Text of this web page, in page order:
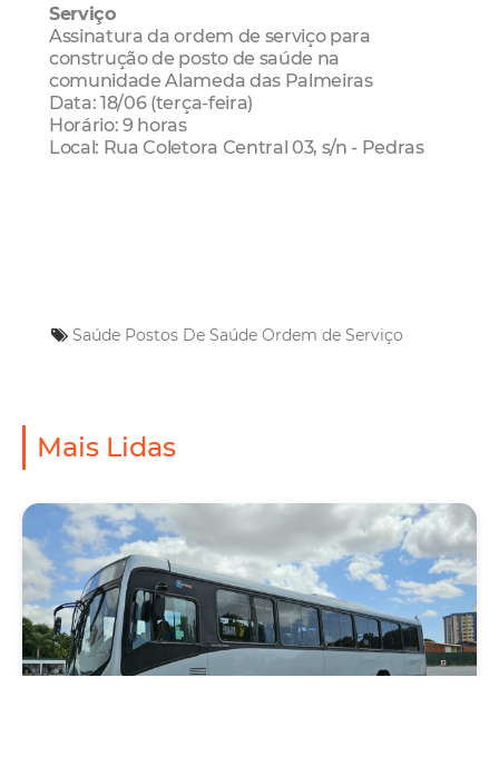
Serviço
Assinatura da ordem de serviço para
construção de posto de saúde na
comunidade Alameda das Palmeiras
Data: 18/06 (terça-feira)
Horário: 9 horas
Local: Rua Coletora Central 03, s/n - Pedras
Saúde Postos De Saúde Ordem de Serviço
Mais Lidas